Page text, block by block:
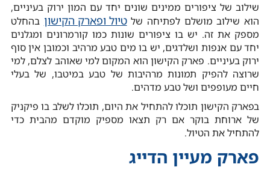
שילוב של ציפורים ממינים שונים יחד עם המון ירוק בעיניים,
הוא שילוב מושלם לפתיחה שלטיול ופארק הקישון בהחלט
מספק את זה. יש בו ציפורים שונות כמו קורמרונים ומגלנים
יחד עם אנפות ושלדגים, יש בו מים טבע מרהיב וכמובן אין סוף
ירוק בעיניים. פארק הקישון הוא המקום למי שאוהב לצלם, למי
שרוצה להפיק תמונות מרהיבות של טבע במיטבו, של בעלי
חיים מעופפים ושל טבע מדהים.
בפארק הקישון תוכלו להתחיל את היום, תוכלו לשלב בו פיקניק
של ארוחת בוקר אם רק תצאו מספיק מוקדם מהבית כדי
להתחיל את הטיול.
פארק מעיין הדייג